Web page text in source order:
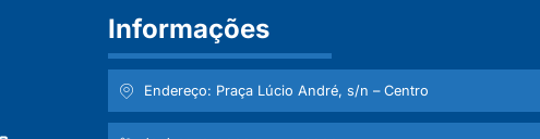
Informações
Endereço: Praça Lúcio André, s/n – Centro